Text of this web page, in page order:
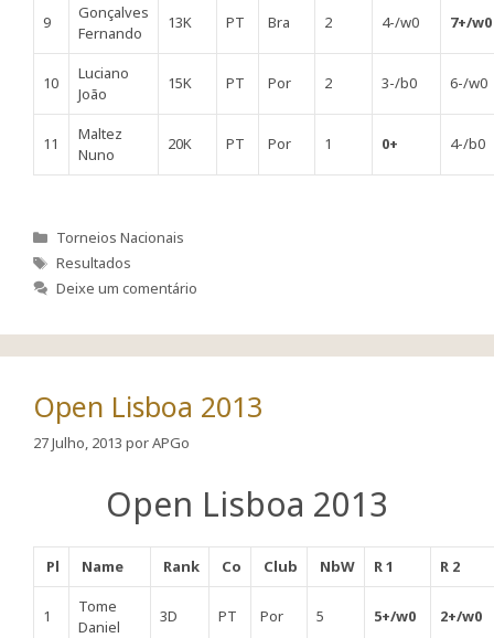
9
Gonçalves
Fernando
13K PT Bra 2 4-/w0 7+/w0
10
Luciano
João
15K PT Por 2 3-/b0 6-/w0
11
Maltez
Nuno
20K PT Por 1 0+ 4-/b0
Categorias
Torneios Nacionais
Etiquetas
Resultados
Deixe um comentário
Open Lisboa 2013
27 Julho, 2013 porAPGo
Open Lisboa 2013
Pl Name Rank Co Club NbW R 1 R 2
1
Tome
Daniel
3D PT Por 5 5+/w0 2+/w0